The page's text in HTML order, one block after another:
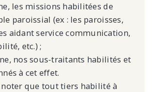
les missions habilitées de
paroissial (ex : les paroisses,
aidant service communication,
etc.) ;
nos sous-traitants habilités et
à cet effet.
que tout tiers habilité à